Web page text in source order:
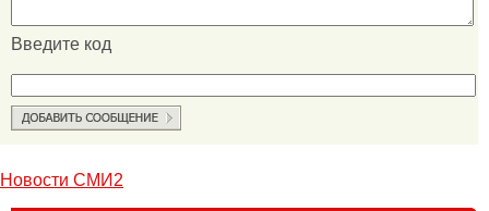
Введите код
Новости СМИ2